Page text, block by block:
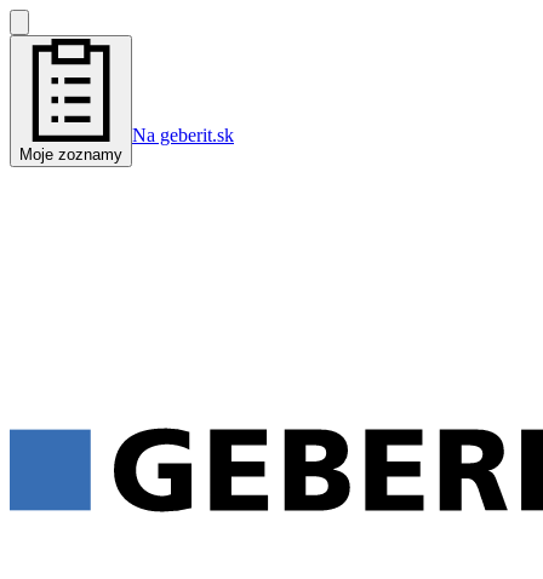
Moje zoznamy
Na geberit.sk